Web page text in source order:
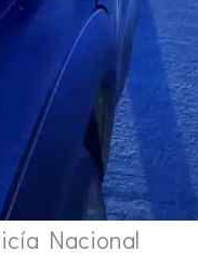
Nacional